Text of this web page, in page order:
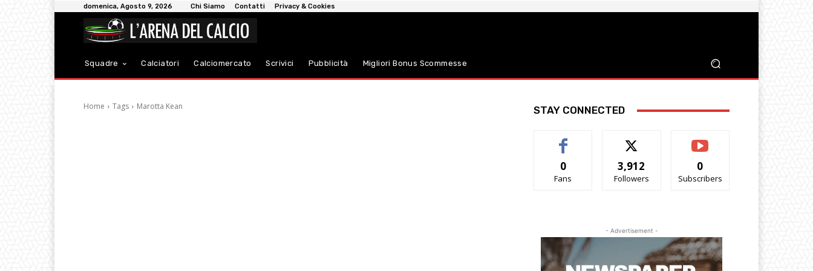
domenica, Agosto 9, 2026 Chi Siamo Contatti Privacy & Cookies
Squadre Calciatori Calciomercato Scrivici Pubblicità Migliori Bonus Scommesse
Home Tags Marotta Kean STAY CONNECTED
0
Fans
3,912
Followers
0
Subscribers
- Advertisement -